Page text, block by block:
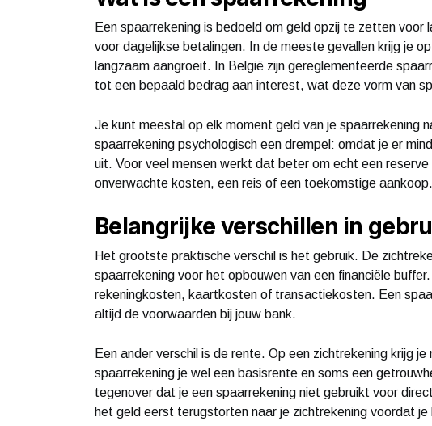
Een spaarrekening is bedoeld om geld opzij te zetten
voor dagelijkse betalingen. In de meeste gevallen krijg je
langzaam aangroeit. In België zijn gereglementeerde
tot een bepaald bedrag aan interest, wat deze vorm van
Je kunt meestal op elk moment geld van je spaarrekening
spaarrekening psychologisch een drempel: omdat je er
uit. Voor veel mensen werkt dat beter om echt een
onverwachte kosten, een reis of een toekomstige aankoop.
Belangrijke verschillen in
Het grootste praktische verschil is het gebruik. De
spaarrekening voor het opbouwen van een financiële
rekeningkosten, kaartkosten of transactiekosten. Een
altijd de voorwaarden bij jouw bank.
Een ander verschil is de rente. Op een zichtrekening krijg
spaarrekening je wel een basisrente en soms een
tegenover dat je een spaarrekening niet gebruikt voor
het geld eerst terugstorten naar je zichtrekening voordat